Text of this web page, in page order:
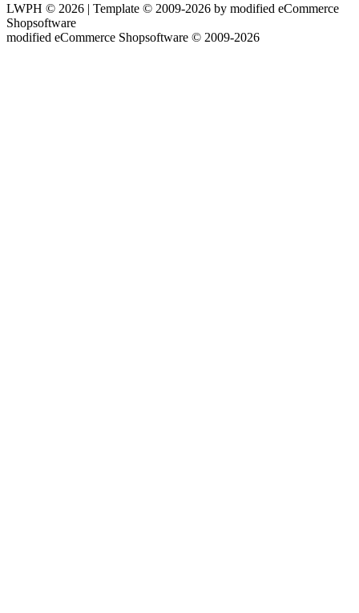
LWPH © 2026 | Template © 2009-2026 by modified eCommerce
Shopsoftware
modified eCommerce Shopsoftware © 2009-2026